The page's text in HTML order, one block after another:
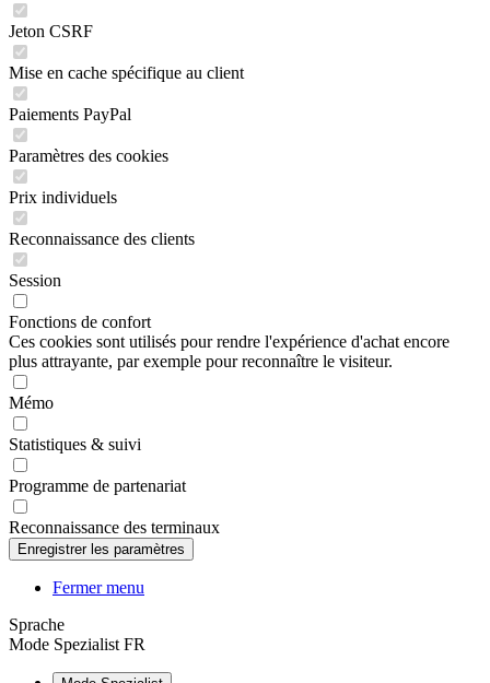
Jeton CSRF
Mise en cache spécifique au client
Paiements PayPal
Paramètres des cookies
Prix individuels
Reconnaissance des clients
Session
Fonctions de confort
Ces cookies sont utilisés pour rendre l'expérience d'achat encore
plus attrayante, par exemple pour reconnaître le visiteur.
Mémo
Statistiques & suivi
Programme de partenariat
Reconnaissance des terminaux
Fermer menu
Sprache
Mode Spezialist FR